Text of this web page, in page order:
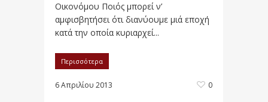
Οικονόμου Ποιός μπορεί ν’
αμφισβητήσει ότι διανύουμε μιά εποχή
κατά την οποία κυριαρχεί...
Περισσότερα
6 Απριλίου 2013 0